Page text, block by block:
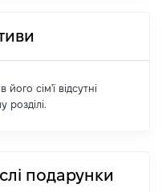
сім'ї відсутні
розділі.
подарунки